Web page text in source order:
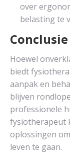
over
belasting te
Conclusie
Hoewel
biedt
aanpak en
blijven
professionele
fysiotherapeut
oplossingen
leven te gaan.